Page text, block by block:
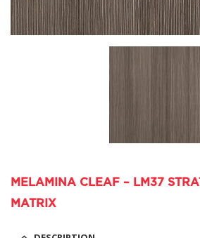
MELAMINA CLEAF – LM37
MATRIX